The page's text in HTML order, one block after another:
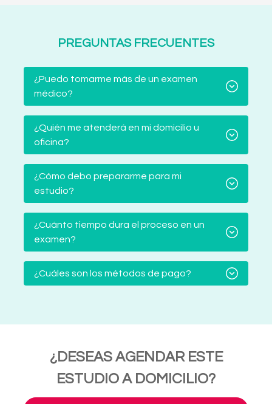
PREGUNTAS FRECUENTES
¿Puedo tomarme más de un examen
médico?
¿Quién me atenderá en mi domicilio u
oficina?
¿Cómo debo prepararme para mi
estudio?
¿Cuánto tiempo dura el proceso en un
examen?
¿Cuáles son los métodos de pago?
¿DESEAS AGENDAR ESTE
ESTUDIO A DOMICILIO?